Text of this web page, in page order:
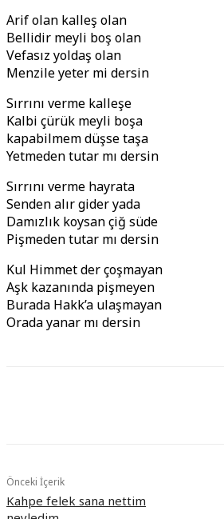
Arif olan kalleş olan
Bellidir meyli boş olan
Vefasız yoldaş olan
Menzile yeter mi dersin
Sırrını verme kalleşe
Kalbi çürük meyli boşa
kapabilmem düşse taşa
Yetmeden tutar mı dersin
Sırrını verme hayrata
Senden alır gider yada
Damızlık koysan çiğ süde
Pişmeden tutar mı dersin
Kul Himmet der çoşmayan
Aşk kazanında pişmeyen
Burada Hakk’a ulaşmayan
Orada yanar mı dersin
Önceki İçerik
Kahpe felek sana nettim